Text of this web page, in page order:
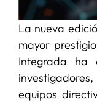
La nueva
mayor
Integrada ha
equipos